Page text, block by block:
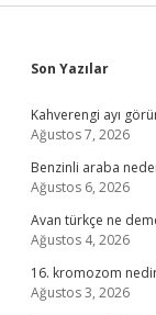
Son Yazılar
Kahverengi ayı
Ağustos 7, 2026
Benzinli araba
Ağustos 6, 2026
Avan türkçe ne
Ağustos 4, 2026
16. kromozom
Ağustos 3, 2026